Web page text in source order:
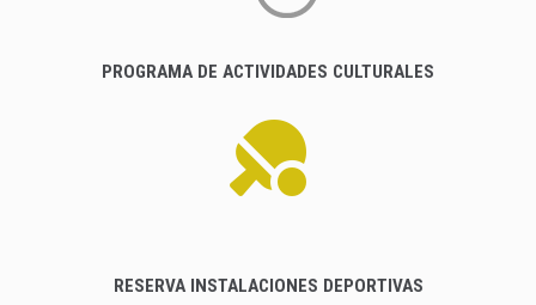
PROGRAMA DE ACTIVIDADES CULTURALES
RESERVA INSTALACIONES DEPORTIVAS